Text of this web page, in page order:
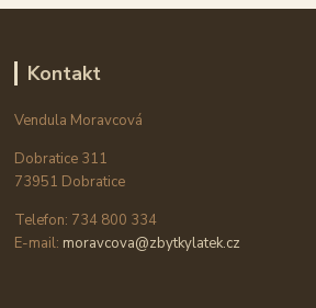
Kontakt
Vendula Moravcová
Dobratice 311
73951 Dobratice
Telefon: 734 800 334
E-mail: moravcova@zbytkylatek.cz